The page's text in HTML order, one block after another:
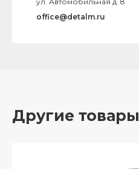
office@detalm.ru
Другие товары